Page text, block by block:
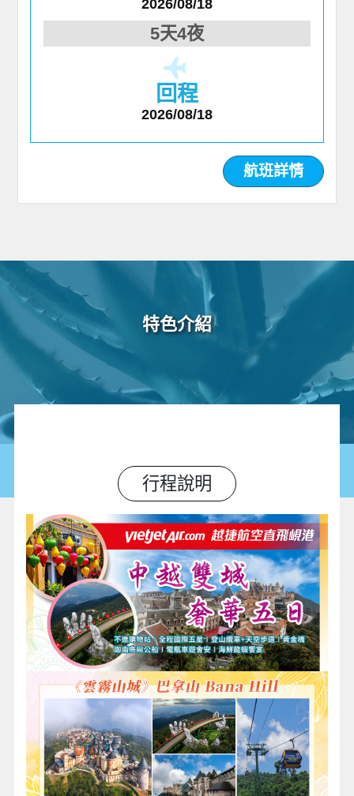
2026/08/18
5天4夜
回程
2026/08/18
航班詳情
特色介紹
行程說明